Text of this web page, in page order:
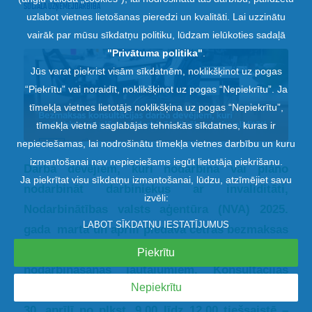
SOCIĀLĀ UZŅĒMĒJDARBĪBA
Darba devējiem, kuri nodarbina vai plāno
nodarbināt darbiniekus ar invaliditāti,
gada martā un aprīlī piedāvā četras bezmaksas
konsultācijas par personu ar invaliditāti
nodarbināšanas jautājumiem. Konsultācijas
norisināsies 12. martā, 26. martā, 16. aprīlī un
uzlabot vietnes lietošanas pieredzi un kvalitāti. Lai uzzinātu
vairāk par mūsu sīkdatņu politiku, lūdzam ielūkoties sadaļā
"Privātuma politika"
Jūs varat piekrist visām sīkdatnēm, noklikšķinot uz pogas
“Piekrītu” vai noraidīt, noklikšķinot uz pogas “Nepiekrītu”. Ja
tīmekļa vietnes lietotājs noklikšķina uz pogas “Nepiekrītu”,
tīmekļa vietnē saglabājas tehniskās sīkdatnes, kuras ir
nepieciešamas, lai nodrošinātu tīmekļa vietnes darbību un kuru
izmantošanai nav nepieciešams iegūt lietotāja piekrišanu.
Ja piekrītat visu sīkdatņu izmantošanai, lūdzu, atzīmējiet savu
izvēli:
LABOT SĪKDATŅU IESTATĪJUMUS
Piekrītu
Nepiekrītu